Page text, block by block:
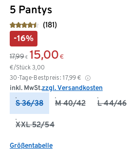
5 Pantys
(181)
-16%
17,99 € 15,00 €
€/Stück 3,00
30-Tage-Bestpreis: 17,99 €
inkl. MwSt.zzgl. Versandkosten
S 36/38 M 40/42 L 44/46
XXL 52/54
Größentabelle